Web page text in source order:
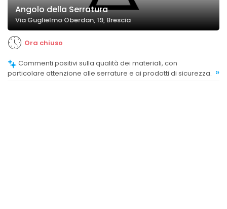
Angolo della Serratura
Via Guglielmo Oberdan, 19, Brescia
Ora chiuso
particolare attenzione alle serrature e ai prodotti di sicurezza. »